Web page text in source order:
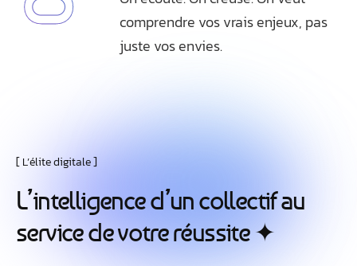
comprendre vos vrais enjeux, pas
juste vos envies.
L’élite digitale
L’intelligenced’uncollectifau
servicedevotreréussite ✦